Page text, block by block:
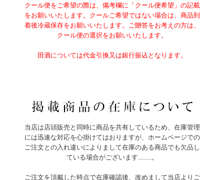
クール便をご希望の際は、備考欄に「クール便希望」の記載
をお願いいたします。クールご希望ではない場合は、商品到
着後冷蔵保存をお願いいたします。ご贈答をお考えの方は、
クール便の選択をお願いいたします。
田酒については代金引換又は銀行振込となります。
当店は店頭販売と同時に商品を共有しているため、在庫管理
には迅速な対応を心掛けてはおりますが、ホームページでの
ご注文との入れ違いによりまして在庫のある商品でも欠品し
ている場合がございます.........。
ご注文を頂戴した時点で在庫確認後、改めまして当店よりご